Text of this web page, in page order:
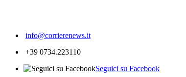
info@corrierenews.it
+39 0734.223110
Seguici su Facebook